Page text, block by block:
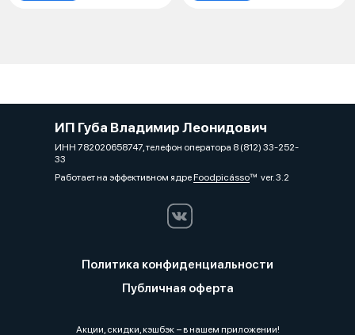
ИП Губа Владимир Леонидович
ИНН 782020658747, телефон оператора 8 (812) 33-252-
33
Работает на эффективном ядреFoodpicássover. 3.2
Политика конфиденциальности
Публичная оферта
Акции, скидки, кэшбэк − в нашем приложении!